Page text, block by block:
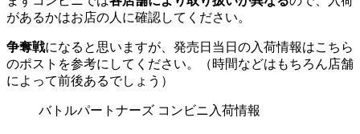
があるかはお店の人に確認してください。
争奪戦になると思いますが、発売日当日の入荷情報はこちら
のポストを参考にしてください。（時間などはもちろん店舗
によって前後あるでしょう）
バトルパートナーズ コンビニ入荷情報